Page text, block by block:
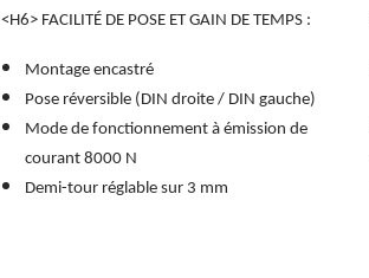
<H6> FACILITÉ DE POSE ET GAIN DE TEMPS :
Montage encastré
Pose réversible (DIN droite / DIN gauche)
Mode de fonctionnement à émission de
courant 8000 N
Demi-tour réglable sur 3 mm